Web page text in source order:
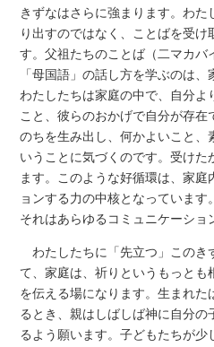
きずなはさらに強まります。わ
り出すのではなく、ことばを受け
す。父祖たちのことば（二マカバ
「母国語」の話し方を学ぶのは、
わたしたちは家庭の中で、自分よ
こと、彼らのおかげで自分が存
のちを生み出し、何かよいこと、
いうことに気づくのです。受けた
ます。このような好循環は、家
ョンする力の中核となっています
それはあらゆるコミュニケーショ
わたしたちに「先立つ」このき
て、家庭は、祈りというもっとも
を伝える場になります。生まれた
るとき、親はしばしば神に自分の
るよう願います。子どもたちが少